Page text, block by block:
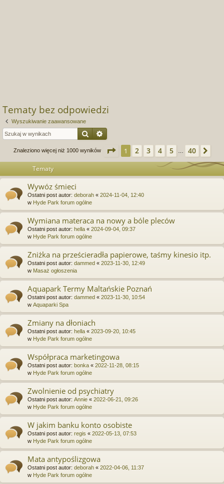
Tematy bez odpowiedzi
Wyszukiwanie zaawansowane
SzukajWyszukiwanie zaawansowane
Znaleziono więcej niż 1000 wyników Strona z 40
1 2 3 4 5 40
Tematy
Wywóz śmieci
Ostatni post autor: deborah « 2024-11-04, 12:40
w Hyde Park forum ogólne
Wymiana materaca na nowy a bóle pleców
Ostatni post autor: hella « 2024-09-04, 09:37
w Hyde Park forum ogólne
Zniżka na prześcieradła papierowe, taśmy kinesio itp.
Ostatni post autor: dammed « 2023-11-30, 12:49
w Masaż ogłoszenia
Aquapark Termy Maltańskie Poznań
Ostatni post autor: dammed « 2023-11-30, 10:54
w Aquaparki Spa
Zmiany na dłoniach
Ostatni post autor: hella « 2023-09-20, 10:45
w Hyde Park forum ogólne
Współpraca marketingowa
Ostatni post autor: bonka « 2022-11-28, 08:15
w Hyde Park forum ogólne
Zwolnienie od psychiatry
Ostatni post autor: Annie « 2022-06-21, 09:26
w Hyde Park forum ogólne
W jakim banku konto osobiste
Ostatni post autor: regis « 2022-05-13, 07:53
w Hyde Park forum ogólne
Mata antypoślizgowa
Ostatni post autor: deborah « 2022-04-06, 11:37
w Hyde Park forum ogólne